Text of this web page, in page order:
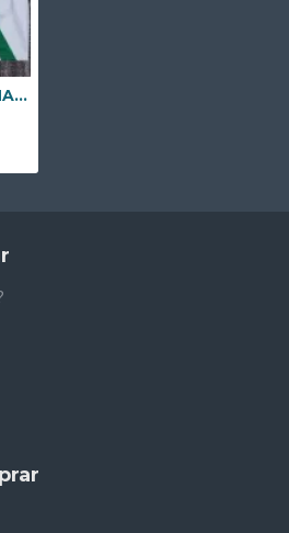
Camiseta Calidad THAI Liverpool Away 1991/92 Retro (Camiseta + Pantalón Corto)